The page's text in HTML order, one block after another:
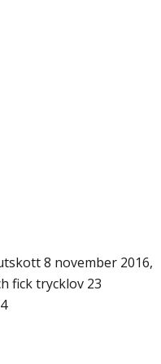
8 november 2016,
fick trycklov 23